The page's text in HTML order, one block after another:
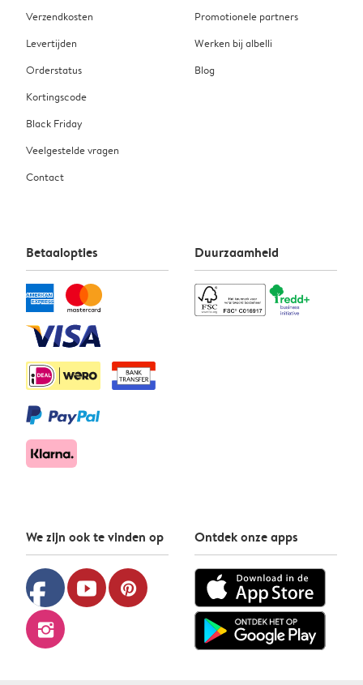
Verzendkosten
Levertijden
Orderstatus
Kortingscode
Black Friday
Veelgestelde vragen
Contact
Promotionele partners
Werken bij albelli
Blog
Betaalopties Duurzaamheid
We zijn ook te vinden op
facebook youtube pinterest
instagram
Ontdek onze apps